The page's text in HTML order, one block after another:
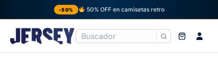
-50% 50% OFF en camisetas retro